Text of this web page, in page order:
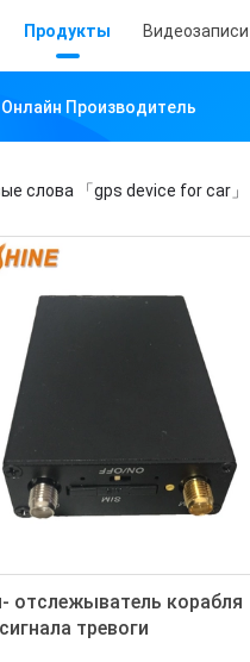
Продукты Видеозаписи
Онлайн Производитель
слова 「gps device for car」
отслежыватель корабля
тревоги